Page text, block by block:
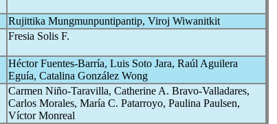
Rujittika Mungmunpuntipantip, Viroj Wiwanitkit
Fresia Solis F.
Héctor Fuentes-Barría, Luis Soto Jara, Raúl Aguilera
Eguía, Catalina González Wong
Carmen Niño-Taravilla, Catherine A. Bravo-Valladares,
Carlos Morales, María C. Patarroyo, Paulina Paulsen,
Víctor Monreal